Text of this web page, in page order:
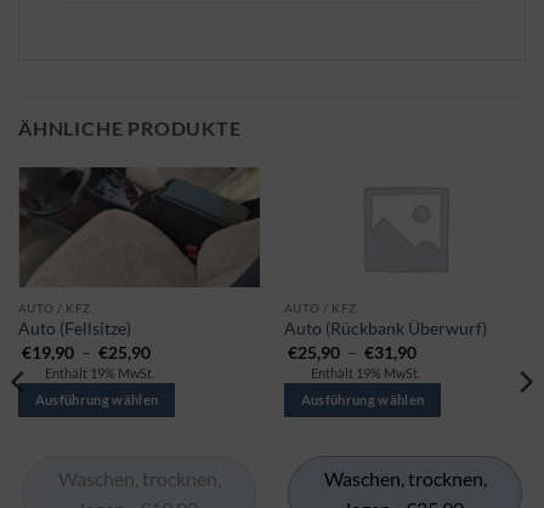
ÄHNLICHE PRODUKTE
AUTO / KFZ
Auto (Fellsitze)
€19,90 – €25,90
bis
€25,90
Enthält 19% MwSt.
Ausführung wählen
Dieses
Produkt
gibt
es
Waschen, trocknen,
AUTO / KFZ
Auto (Rückbank Überwurf)
€25,90 – €31,90
bis
€31,90
Enthält 19% MwSt.
Ausführung wählen
Dieses
Produkt
gibt
es
Varianten.
Die
Waschen, trocknen,